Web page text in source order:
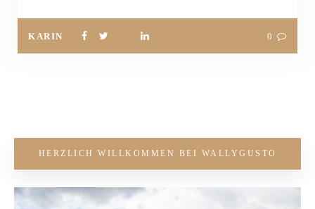
KARIN 0
HERZLICH WILLKOMMEN BEI WALLYGUSTO